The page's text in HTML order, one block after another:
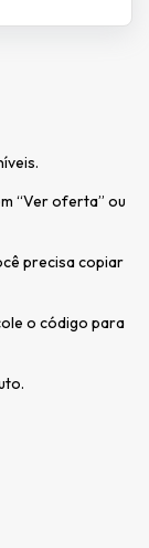
“Ver oferta” ou
precisa copiar
o código para